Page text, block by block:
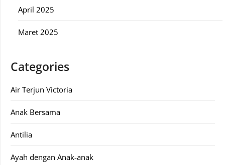
April 2025
Maret 2025
Categories
Air Terjun Victoria
Anak Bersama
Antilia
Ayah dengan Anak-anak